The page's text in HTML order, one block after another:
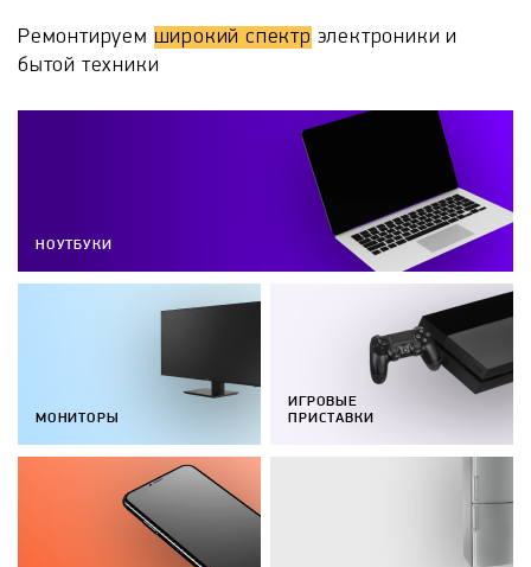
Ремонтируем широкий спектр электроники и
бытой техники
НОУТБУКИ
МОНИТОРЫ
ИГРОВЫЕ
ПРИСТАВКИ